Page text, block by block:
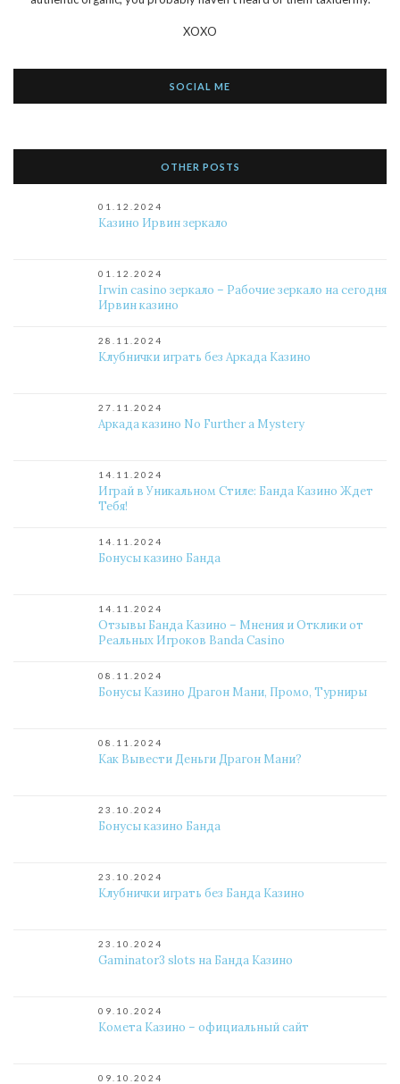
XOXO
SOCIAL ME
OTHER POSTS
01.12.2024
Казино Ирвин зеркало
01.12.2024
Irwin casino зеркало – Рабочие зеркало на сегодня
Ирвин казино
28.11.2024
Клубнички играть без Аркада Казино
27.11.2024
Аркада казино No Further a Mystery
14.11.2024
Играй в Уникальном Стиле: Банда Казино Ждет
Тебя!
14.11.2024
Бонусы казино Банда
14.11.2024
Отзывы Банда Казино – Мнения и Отклики от
Реальных Игроков Banda Casino
08.11.2024
Бонусы Казино Драгон Мани, Промо, Турниры
08.11.2024
Как Вывести Деньги Драгон Мани?
23.10.2024
Бонусы казино Банда
23.10.2024
Клубнички играть без Банда Казино
23.10.2024
Gaminator3 slots на Банда Казино
09.10.2024
Комета Казино – официальный сайт
09.10.2024